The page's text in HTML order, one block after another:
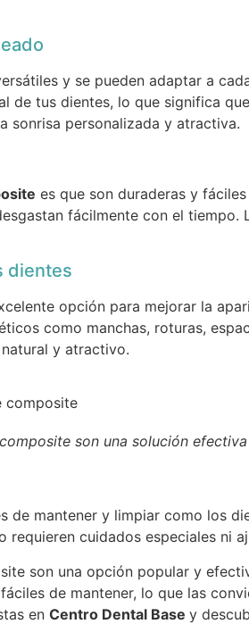
y se pueden adaptar a
de tus dientes, lo que significa
sonrisa personalizada y atractiva.
es que son duraderas y
fácilmente con el
dientes
opción para mejorar la
como manchas, roturas,
y atractivo.
son una solución
de mantener y limpiar como los
requieren cuidados especiales ni
son una opción popular y
de mantener, lo que las
en Centro Dental Base y